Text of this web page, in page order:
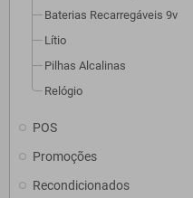
Baterias Recarregáveis 9v
Lítio
Pilhas Alcalinas
Relógio
POS
Promoções
Recondicionados